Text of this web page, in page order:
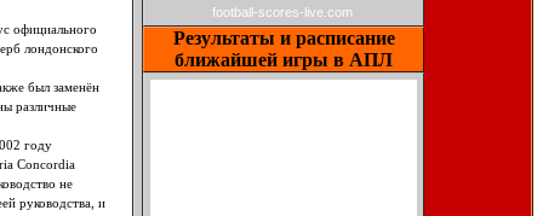
официального
лондонского
был заменён
различные
году
Concordia
не
руководства, и
football-scores-live.com
Результаты и расписание
ближайшей игры в АПЛ